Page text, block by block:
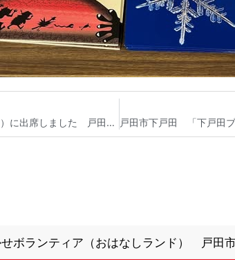
戸田市第5次総合振興計画後期基本計画協働会議（第６回目）に出席しました 戸田市議会議員 宮内そうこ
せボランティア（おはなしランド） 戸